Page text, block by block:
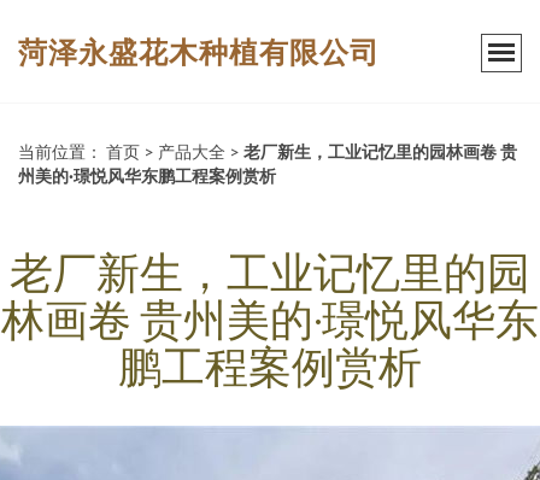
菏泽永盛花木种植有限公司
当前位置： 首页 > 产品大全 > 老厂新生，工业记忆里的园林画卷 贵
州美的·璟悦风华东鹏工程案例赏析
老厂新生，工业记忆里的园
林画卷 贵州美的·璟悦风华东
鹏工程案例赏析